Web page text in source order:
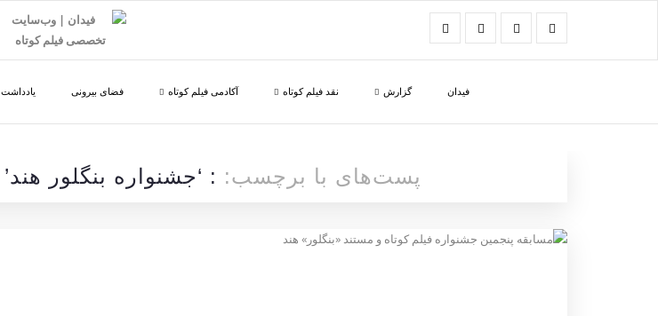
فیدان گزارش نقد فیلم کوتاه آکادمی فیلم کوتاه فضای بیرونی یادداشت
پست‌های با برچسب: : ‘جشنواره بنگلور هند’